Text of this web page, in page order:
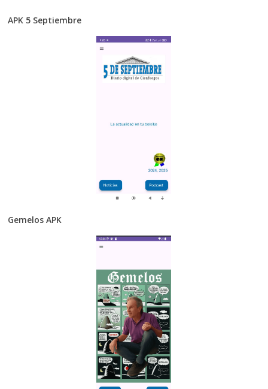
APK 5 Septiembre
Gemelos APK